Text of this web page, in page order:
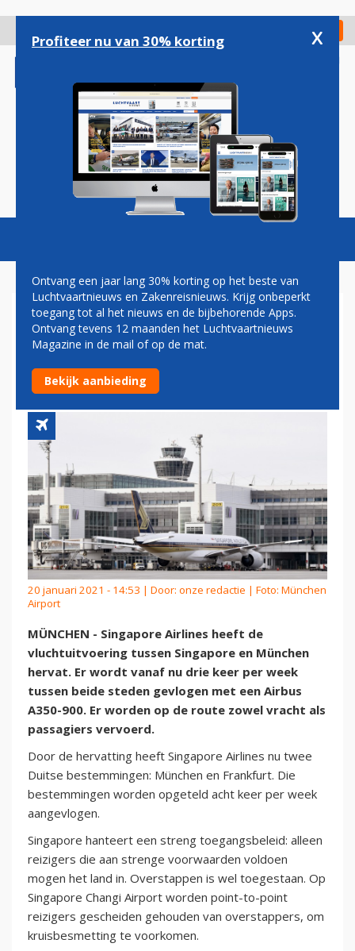
gaan
Check in
Magazine Podcasts Vacatures
SINGAPORE AIRLINES HERVAT
VLUCHTEN TUSSEN
SINGAPORE EN MÜNCHEN
20 januari 2021 - 14:53 | Door: onze redactie | Foto: München
Airport
MÜNCHEN - Singapore Airlines heeft de
vluchtuitvoering tussen Singapore en München
hervat. Er wordt vanaf nu drie keer per week
tussen beide steden gevlogen met een Airbus
A350-900. Er worden op de route zowel vracht als
passagiers vervoerd.
Door de hervatting heeft Singapore Airlines nu twee
Duitse bestemmingen: München en Frankfurt. Die
bestemmingen worden opgeteld acht keer per week
aangevlogen.
Singapore hanteert een streng toegangsbeleid: alleen
reizigers die aan strenge voorwaarden voldoen
mogen het land in. Overstappen is wel toegestaan. Op
Singapore Changi Airport worden point-to-point
reizigers gescheiden gehouden van overstappers, om
kruisbesmetting te voorkomen.
Profiteer nu van 30% korting x
Ontvang een jaar lang 30% korting op het beste van
Luchtvaartnieuws en Zakenreisnieuws. Krijg onbeperkt
toegang tot al het nieuws en de bijbehorende Apps.
Ontvang tevens 12 maanden het Luchtvaartnieuws
Magazine in de mail of op de mat.
Bekijk aanbieding